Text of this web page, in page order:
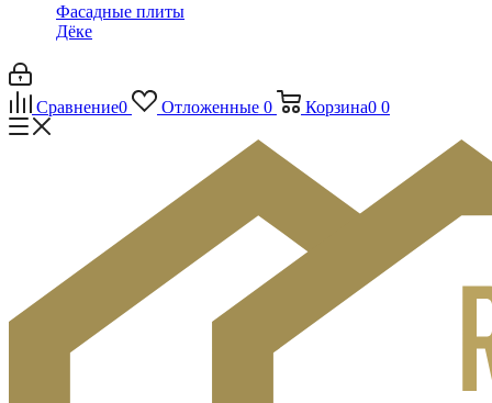
Фасадные плиты
Дёке
Сравнение0 Отложенные 0 Корзина0 0